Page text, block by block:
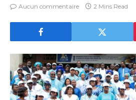
Aucun commentaire
2 Mins Read